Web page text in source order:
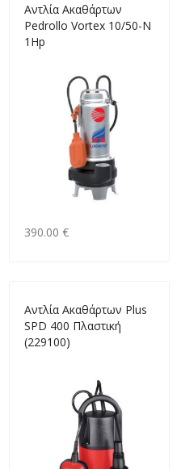
Αντλία Ακαθάρτων
Pedrollo Vortex 10/50-N
1Hp
390.00 €
Αντλία Ακαθάρτων Plus
SPD 400 Πλαστική
(229100)